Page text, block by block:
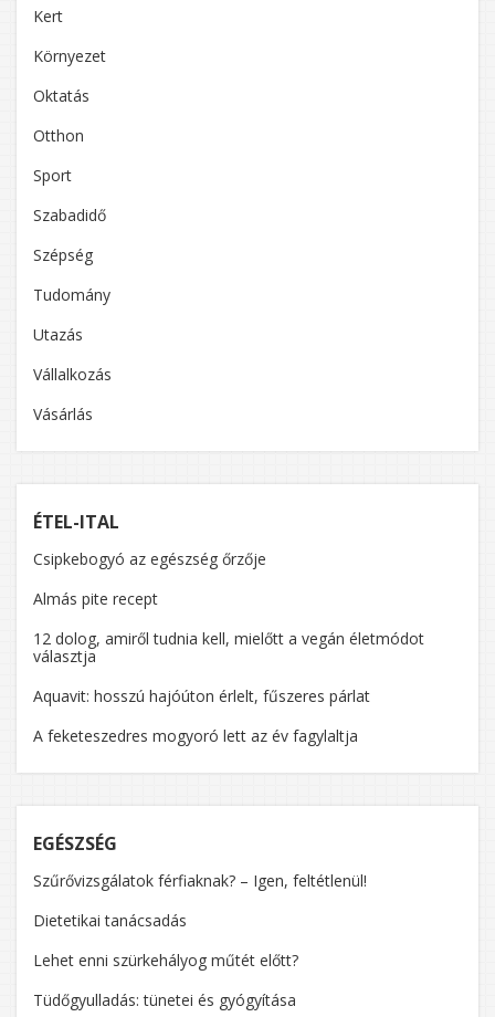
Kert
Környezet
Oktatás
Otthon
Sport
Szabadidő
Szépség
Tudomány
Utazás
Vállalkozás
Vásárlás
ÉTEL-ITAL
Csipkebogyó az egészség őrzője
Almás pite recept
12 dolog, amiről tudnia kell, mielőtt a vegán életmódot
választja
Aquavit: hosszú hajóúton érlelt, fűszeres párlat
A feketeszedres mogyoró lett az év fagylaltja
EGÉSZSÉG
Szűrővizsgálatok férfiaknak? – Igen, feltétlenül!
Dietetikai tanácsadás
Lehet enni szürkehályog műtét előtt?
Tüdőgyulladás: tünetei és gyógyítása